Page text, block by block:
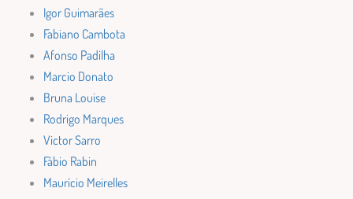
Igor Guimarães
Fabiano Cambota
Afonso Padilha
Marcio Donato
Bruna Louise
Rodrigo Marques
Victor Sarro
Fábio Rabin
Maurício Meirelles